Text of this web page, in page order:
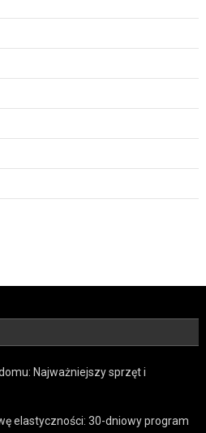
Najważniejszy sprzęt i
elastyczności: 30-dniowy program